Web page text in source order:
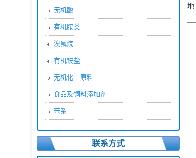
无机酸
有机胺类
溴氟烷
有机铵盐
无机化工原料
食品及饲料添加剂
苯系
联系方式
地